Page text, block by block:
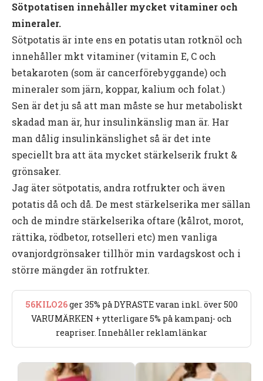
Sötpotatisen innehåller mycket vitaminer och
mineraler.
Sötpotatis är inte ens en potatis utan rotknöl och
innehåller mkt vitaminer (vitamin E, C och
betakaroten (som är cancerförebyggande) och
mineraler som järn, koppar, kalium och folat.)
Sen är det ju så att man måste se hur metaboliskt
skadad man är, hur insulinkänslig man är. Har
man dålig insulinkänslighet så är det inte
speciellt bra att äta mycket stärkelserik frukt &
grönsaker.
Jag äter sötpotatis, andra rotfrukter och även
potatis då och då. De mest stärkelserika mer sällan
och de mindre stärkelserika oftare (kålrot, morot,
rättika, rödbetor, rotselleri etc) men vanliga
ovanjordgrönsaker tillhör min vardagskost och i
större mängder än rotfrukter.
56KILO26ger 35% på DYRASTE varan inkl. över 500
VARUMÄRKEN + ytterligare 5% på kampanj- och
reapriser. Innehåller reklamlänkar